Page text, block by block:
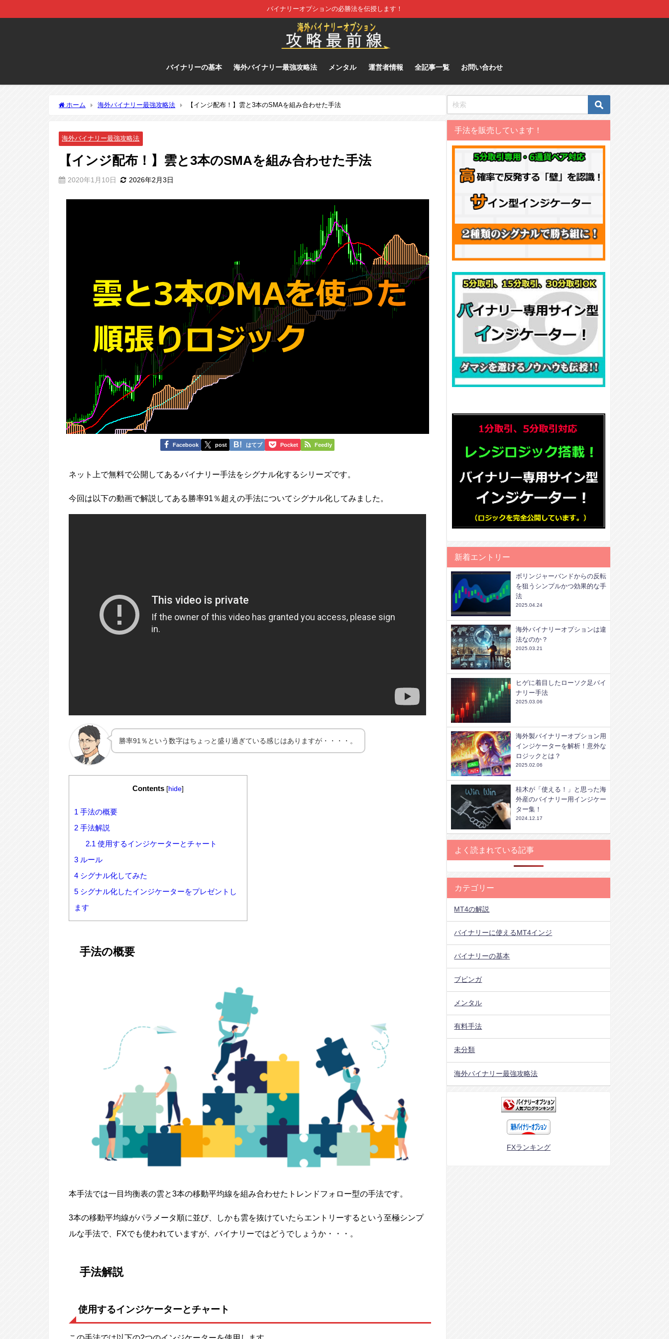
バイナリーオプションの必勝法を伝授します！
バイナリーの基本 海外バイナリー最強攻略法 メンタル 運営者情報 全記事一覧 お問い合わせ
ホーム 海外バイナリー最強攻略法 【インジ配布！】雲と3本のSMAを組み合わせた手法
海外バイナリー最強攻略法
【インジ配布！】雲と3本のSMAを組み合わせた手法
2020年1月10日 2026年2月3日
Facebook post はてブ Pocket Feedly
ネット上で無料で公開してあるバイナリー手法をシグナル化するシリーズです。
今回は以下の動画で解説してある勝率91％超えの手法についてシグナル化してみました。
勝率91％という数字はちょっと盛り過ぎている感じはありますが・・・・。
Contents [hide]
1 手法の概要
2 手法解説
2.1 使用するインジケーターとチャート
3 ルール
4 シグナル化してみた
5 シグナル化したインジケーターをプレゼントし
ます
手法の概要
本手法では一目均衡表の雲と3本の移動平均線を組み合わせたトレンドフォロー型の手法です。
3本の移動平均線がパラメータ順に並び、しかも雲を抜けていたらエントリーするという至極シンプ
ルな手法で、FXでも使われていますが、バイナリーではどうでしょうか・・・。
手法解説
使用するインジケーターとチャート
手法を販売しています！
新着エントリー
ボリンジャーバンドからの反転
を狙うシンプルかつ効果的な手
法
2025.04.24
海外バイナリーオプションは違
法なのか？
2025.03.21
ヒゲに着目したローソク足バイ
ナリー手法
2025.03.06
海外製バイナリーオプション用
インジケーターを解析！意外な
ロジックとは？
2025.02.06
桂木が「使える！」と思った海
外産のバイナリー用インジケー
ター集！
2024.12.17
よく読まれている記事
カテゴリー
MT4の解説
バイナリーに使えるMT4インジ
バイナリーの基本
ブビンガ
メンタル
有料手法
未分類
海外バイナリー最強攻略法
FXランキング